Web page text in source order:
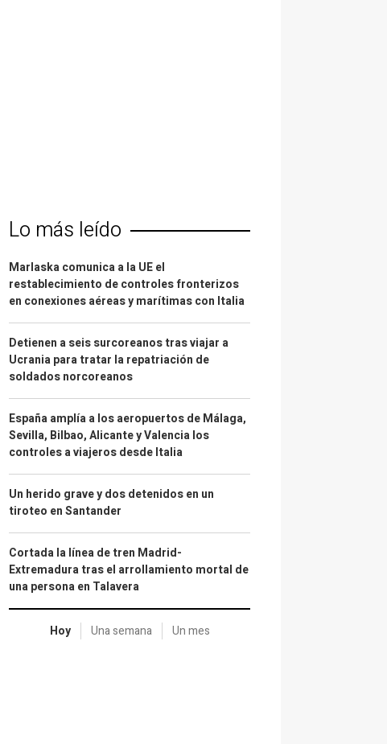
Lo más leído
Marlaska comunica a la UE el
restablecimiento de controles fronterizos
en conexiones aéreas y marítimas con Italia
Detienen a seis surcoreanos tras viajar a
Ucrania para tratar la repatriación de
soldados norcoreanos
España amplía a los aeropuertos de Málaga,
Sevilla, Bilbao, Alicante y Valencia los
controles a viajeros desde Italia
Un herido grave y dos detenidos en un
tiroteo en Santander
Cortada la línea de tren Madrid-
Extremadura tras el arrollamiento mortal de
una persona en Talavera
Hoy Una semana Un mes